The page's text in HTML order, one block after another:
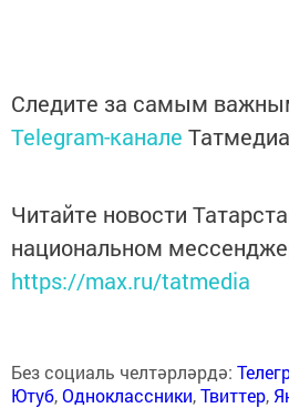
Следите за самым
Telegram-канале Татмедиа
Читайте новости
национальном
https://max.ru/tatmedia
Без социаль челтәрләрдә:
Ютуб,Одноклассники,Твиттер,